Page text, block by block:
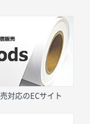
対応のECサイト